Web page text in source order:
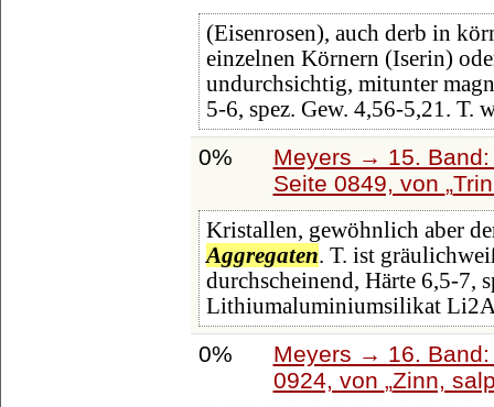
(Eisenrosen), auch derb in
einzelnen Körnern (Iserin)
undurchsichtig, mitunter
5-6, spez. Gew. 4,56-5,21. T.
0%
Meyers → 15.
Seite 0849, von
Kristallen, gewöhnlich aber
Aggregaten. T. ist
durchscheinend, Härte 6,5-7,
Lithiumaluminiumsilikat
0%
Meyers → 16.
0924, von Zinn,